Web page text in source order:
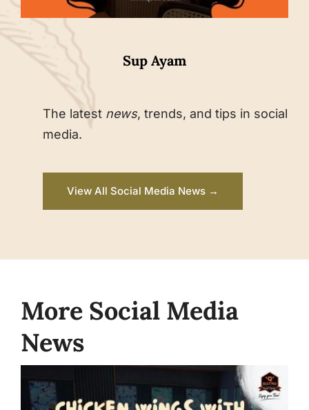
The latest news, trends, and tips in social
media.
View All Social Media News →
Sup Ayam
More Social Media
News